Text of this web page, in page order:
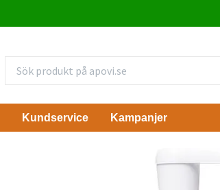
Kundservice Kampanjer